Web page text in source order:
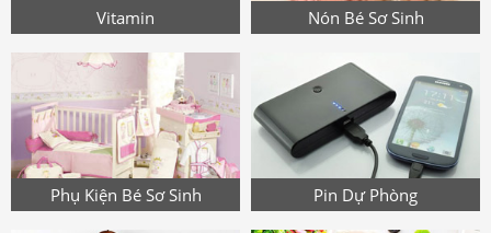
Vitamin
Nón Bé Sơ Sinh
Phụ Kiện Bé Sơ Sinh Pin Dự Phòng